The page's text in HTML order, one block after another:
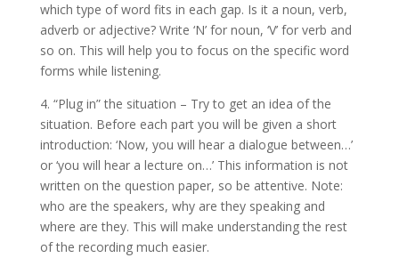
which type of word fits in each gap. Is it a noun, verb,
adverb or adjective? Write ‘N’ for noun, ‘V’ for verb and
so on. This will help you to focus on the specific word
forms while listening.
4. “Plug in” the situation – Try to get an idea of the
situation. Before each part you will be given a short
introduction: ‘Now, you will hear a dialogue between…’
or ‘you will hear a lecture on…’ This information is not
written on the question paper, so be attentive. Note:
who are the speakers, why are they speaking and
where are they. This will make understanding the rest
of the recording much easier.